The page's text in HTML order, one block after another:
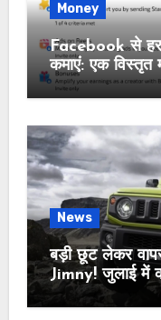
Money
Facebook से
कमाएं: एक विस्तृत
News
बड़ी छूट लेकर
Jimny! जुलाई में